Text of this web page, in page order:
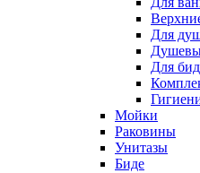
Для
Для
Мойки
Раковины
Унитазы
Биде